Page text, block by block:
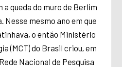
queda do muro de Berlim
Nesse mesmo ano em que
o então Ministério
(MCT) do Brasil criou, em
Nacional de Pesquisa